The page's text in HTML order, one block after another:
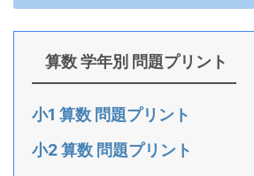
算数 学年別 問題プリント
小1 算数 問題プリント
小2 算数 問題プリント